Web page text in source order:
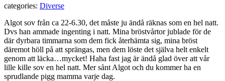
categories: Diverse
Algot sov från ca 22-6.30, det måste ju ändå räknas som en hel natt.
Dvs han ammade ingenting i natt. Mina bröstvårtor jublade för de
där dyrbara timmarna som dem fick återhämta sig, mina bröst
däremot höll på att sprängas, men dem löste det själva helt enkelt
genom att läcka…mycket! Haha fast jag är ändå glad över att vår
lille kille sov en hel natt. Mer sånt Algot och du kommer ha en
sprudlande pigg mamma varje dag.